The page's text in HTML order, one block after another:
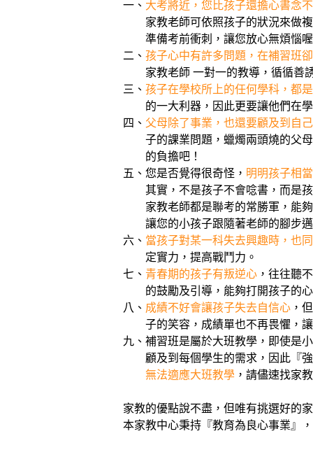
一、 大考將近，您比孩子還擔心書念
家教老師可依照孩子的狀況來做複習
準備考前衝刺，讓您放心無煩惱喔
二、 孩子心中有許多問題，在補習班
家教老師 一對一的教導，循循善誘
三、 孩子在學校所上的任何學科，都
的一大利器，因此更要讓他們在學生
四、 父母除了事業，也還要顧及到自
子的課業問題，蠟燭兩頭燒的父母們
的負擔吧！
五、您是否覺得很奇怪， 明明孩子相
其實，不是孩子不會唸書，而是孩
家教老師都是聯考的常勝軍，能夠分
讓您的小孩子跟隨著老師的腳步邁
六、 當孩子對某一科失去興趣時，也
定實力，提高戰鬥力。
七、 青春期的孩子有叛逆心，往往聽
的鼓勵及引導，能夠打開孩子的心房
八、 成績不好會讓孩子失去自信心，
子的笑容，成績單也不再畏懼，讓家
九、補習班是屬於大班教學，即使是小
顧及到每個學生的需求，因此『強者
無法適應大班教學，請儘速找家
家教的優點說不盡，但唯有挑選好的家
本家教中心秉持『教育為良心事業』，